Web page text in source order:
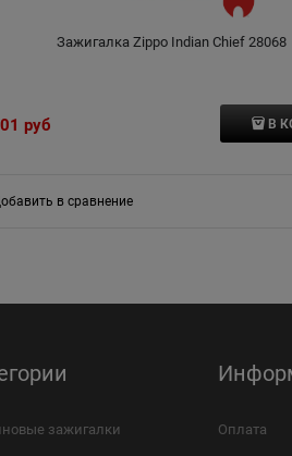
Зажигалка Zippo Indian Сhief 28068
руб В
в сравнение
зажигалки Оплата